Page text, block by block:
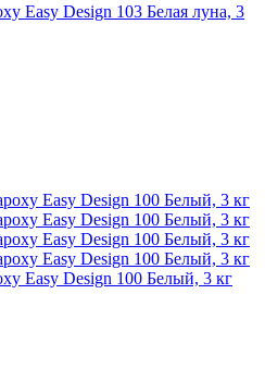
Easy Design 103 Белая луна, 3
Easy Design 100 Белый, 3 кг